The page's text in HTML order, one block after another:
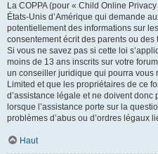
La COPPA (pour « Child Online
États-Unis d’Amérique qui demande
potentiellement des informations sur
consentement écrit des parents ou
Si vous ne savez pas si cette loi
moins de 13 ans inscrits sur votre
un conseiller juridique qui pourra vous
Limited et que les propriétaires de ce
d’assistance légale et ne doivent donc
lorsque l’assistance porte sur la
problèmes d’abus ou d’ordres légaux
Haut